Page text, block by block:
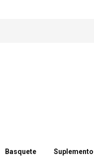
Basquete